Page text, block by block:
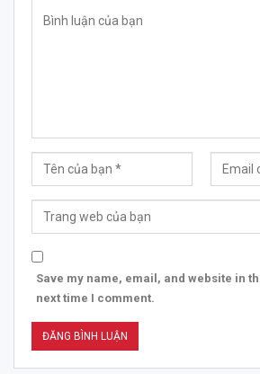
Save my name, email, and website in
next time I comment.